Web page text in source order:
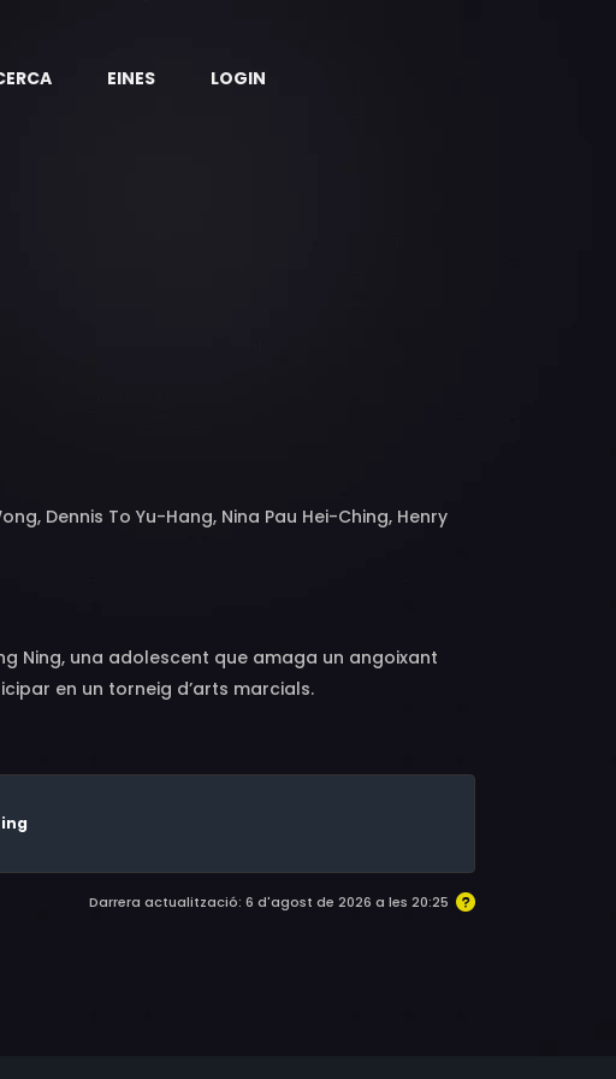
EINES LOGIN
Dennis To Yu-Hang, Nina Pau Hei-Ching, Henry
Ning, una adolescent que amaga un angoixant
en un torneig d’arts marcials.
Darrera actualització: 6 d'agost de 2026 a les 20:25